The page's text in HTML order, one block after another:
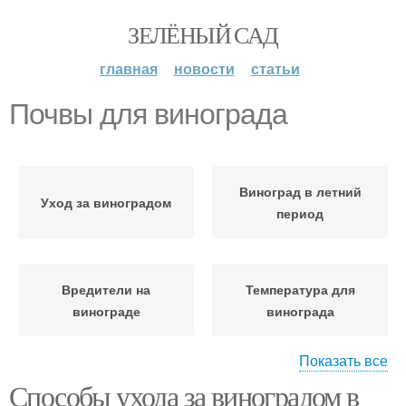
ЗЕЛЁНЫЙ САД
главная новости статьи
Почвы для винограда
Уход за виноградом
Виноград в летний
период
Вредители на
винограде
Температура для
винограда
Виноград от
Показать все
Способы ухода за виноградом в